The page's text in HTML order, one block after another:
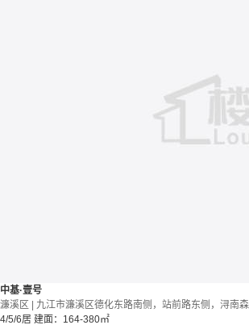
中基·壹号
濂溪区 | 九江市濂溪区德化东路南侧，站前路东侧，浔南
4/5/6居 建面：164-380㎡